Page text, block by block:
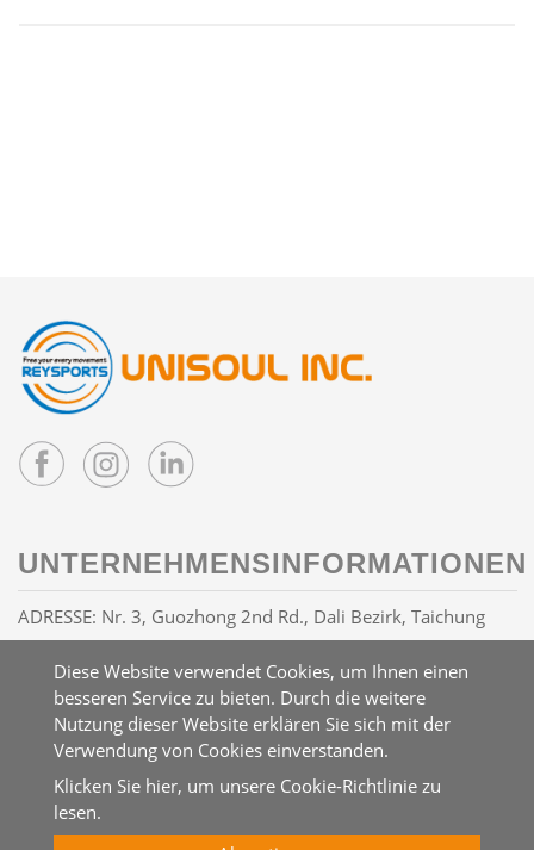
Diese Website verwendet Cookies, um Ihnen einen
besseren Service zu bieten. Durch die weitere
Nutzung dieser Website erklären Sie sich mit der
Verwendung von Cookies einverstanden.
Klicken Sie hier, um unsere Cookie-Richtlinie zu
lesen.
UNTERNEHMENSINFORMATIONEN
ADRESSE: Nr. 3, Guozhong 2nd Rd., Dali Bezirk, Taichung
E-MAIL:info@reysports.com
TEL:+886-4-24068688
FAX: +886-4-24068626
Copyright © 2026 UNISOUL INC. All rights reserved. Atteipo